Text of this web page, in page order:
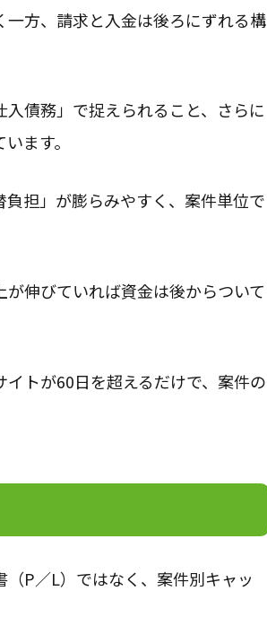
方、請求と入金は後ろにずれる構
債務」で捉えられること、さらに
ます。
担」が膨らみやすく、案件単位で
伸びていれば資金は後からついて
トが60日を超えるだけで、案件の
P／L）ではなく、案件別キャッ